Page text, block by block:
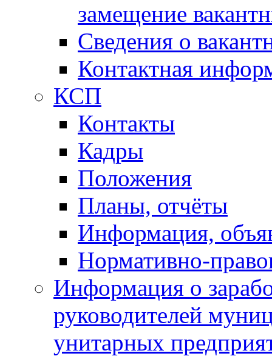
замещение
Сведения о
Контактная
КСП
Контакты
Кадры
Положения
Планы, отчёты
Информация,
Нормативно-
Информация о
руководителей
унитарных